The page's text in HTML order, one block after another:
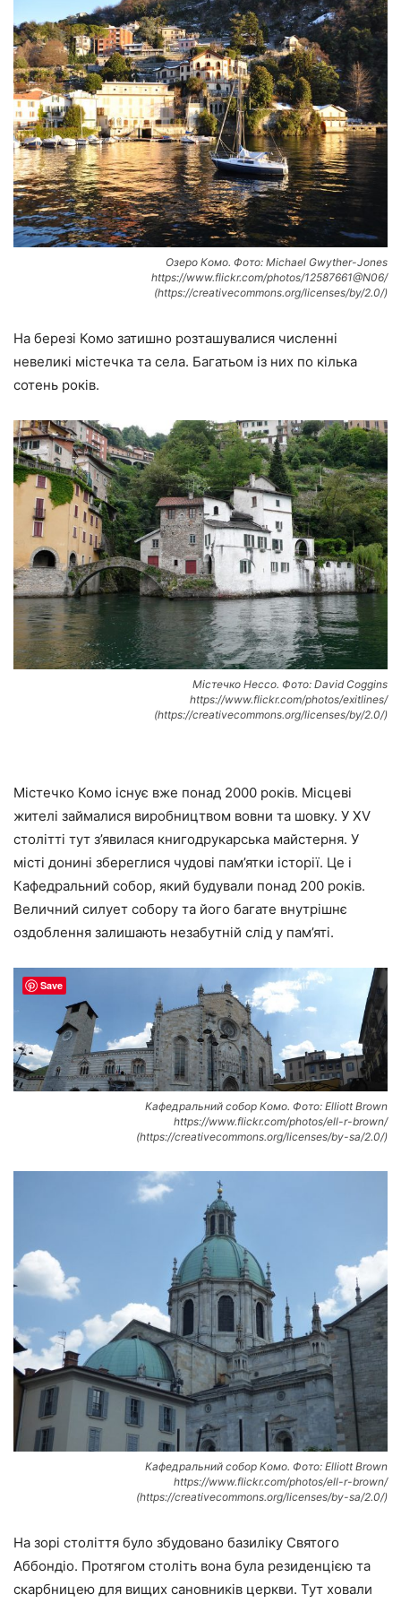
Озеро Комо. Фото: Michael Gwyther-Jones
https://www.flickr.com/photos/12587661@N06/
(https://creativecommons.org/licenses/by/2.0/)
На березі Комо затишно розташувалися численні
невеликі містечка та села. Багатьом із них по кілька
сотень років.
Містечко Нессо. Фото: David Coggins
https://www.flickr.com/photos/exitlines/
(https://creativecommons.org/licenses/by/2.0/)
Містечко Комо існує вже понад 2000 років. Місцеві
жителі займалися виробництвом вовни та шовку. У XV
столітті тут з’явилася книгодрукарська майстерня. У
місті донині збереглися чудові пам’ятки історії. Це і
Кафедральний собор, який будували понад 200 років.
Величний силует собору та його багате внутрішнє
оздоблення залишають незабутній слід у пам’яті.
Кафедральний собор Комо. Фото: Elliott Brown
https://www.flickr.com/photos/ell-r-brown/
(https://creativecommons.org/licenses/by-sa/2.0/)
Кафедральний собор Комо. Фото: Elliott Brown
https://www.flickr.com/photos/ell-r-brown/
(https://creativecommons.org/licenses/by-sa/2.0/)
На зорі століття було збудовано базиліку Святого
Аббондіо. Протягом століть вона була резиденцією та
скарбницею для вищих сановників церкви. Тут ховали
Save